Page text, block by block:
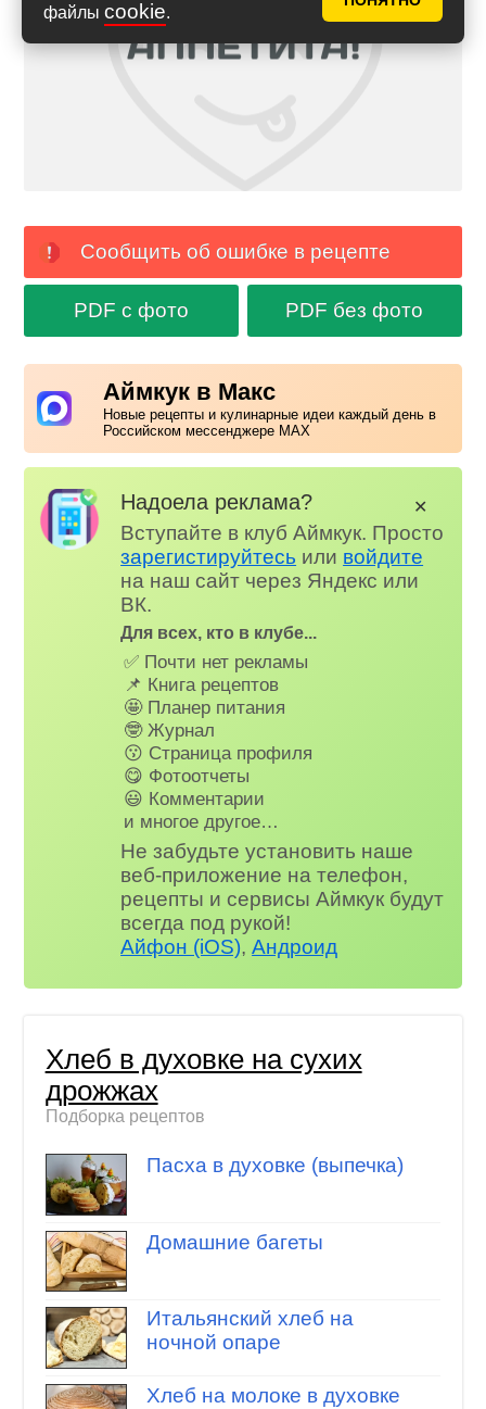
файлы cookie.
Сообщить об ошибке в рецепте
PDF с фото PDF без фото
Аймкук в Макс
Новые рецепты и кулинарные идеи каждый день в
Российском мессенджере MAX
Надоела реклама?
Вступайте в клуб Аймкук. Просто
зарегистируйтесь или войдите
на наш сайт через Яндекс или
ВК.
Для всех, кто в клубе...
✅ Почти нет рекламы
📌 Книга рецептов
🤩 Планер питания
🤓 Журнал
😗 Страница профиля
😋 Фотоотчеты
😃 Комментарии
и многое другое…
Не забудьте установить наше
веб-приложение на телефон,
рецепты и сервисы Аймкук будут
всегда под рукой!
Айфон (iOS),Андроид
✕
Хлеб в духовке на сухих
дрожжах
Подборка рецептов
Пасха в духовке (выпечка)
Домашние багеты
Итальянский хлеб на
ночной опаре
Хлеб на молоке в духовке